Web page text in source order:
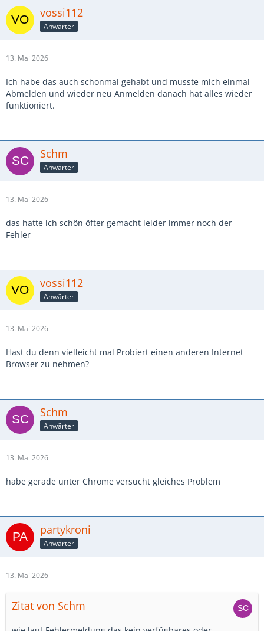
vossi112
Anwärter
13. Mai 2026
Ich habe das auch schonmal gehabt und musste mich einmal
Abmelden und wieder neu Anmelden danach hat alles wieder
funktioniert.
Schm
Anwärter
13. Mai 2026
das hatte ich schön öfter gemacht leider immer noch der
Fehler
vossi112
Anwärter
13. Mai 2026
Hast du denn vielleicht mal Probiert einen anderen Internet
Browser zu nehmen?
Schm
Anwärter
13. Mai 2026
habe gerade unter Chrome versucht gleiches Problem
partykroni
Anwärter
13. Mai 2026
Zitat von Schm